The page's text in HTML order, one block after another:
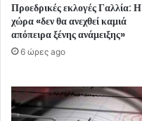
Προεδρικές εκλογές Γαλλία: Η
χώρα «δεν θα ανεχθεί καμιά
απόπειρα ξένης ανάμειξης»
6 ώρες ago